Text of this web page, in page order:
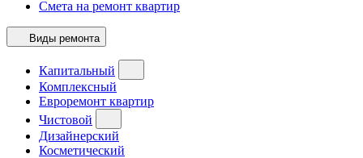
Смета на ремонт квартир
Виды ремонта
Капитальный
Комплексный
Евроремонт квартир
Чистовой
Дизайнерский
Косметический